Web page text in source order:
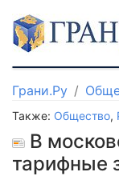
Грани.Ру
Также: Общество,
В
тарифные